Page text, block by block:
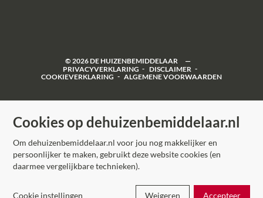
© 2026DE HUIZENBEMIDDELAAR
PRIVACYVERKLARING
DISCLAIMER
COOKIEVERKLARING
ALGEMENE VOORWAARDEN
Cookies op dehuizenbemiddelaar.nl
Om dehuizenbemiddelaar.nl voor jou nog makkelijker en
persoonlijker te maken, gebruikt deze website cookies (en
daarmee vergelijkbare technieken).
Accepteer
Weigeren
Cookie instellingen